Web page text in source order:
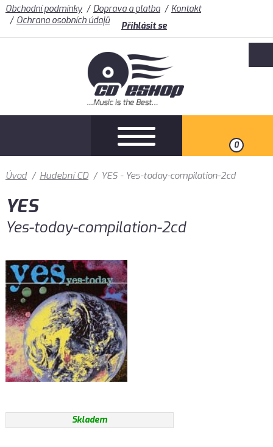
Obchodní podmínky Doprava a platba
Kontakt
Ochrana osobních údajů
Přihlásit se
0
Úvod / Hudební CD / YES - Yes-today-compilation-2cd
YES
Yes-today-compilation-2cd
Skladem